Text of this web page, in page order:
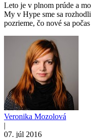
Leto je v plnom prúde a
My v Hype sme sa
pozrieme, čo nové sa
Veronika Mozolová
|
07. júl 2016